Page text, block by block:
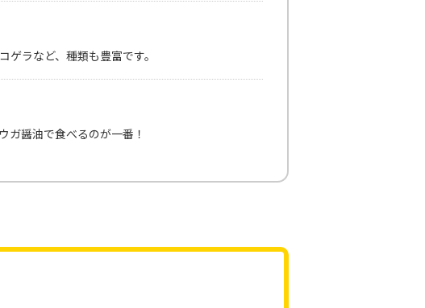
ラなど、種類も豊富です。
ガ醤油で食べるのが一番！